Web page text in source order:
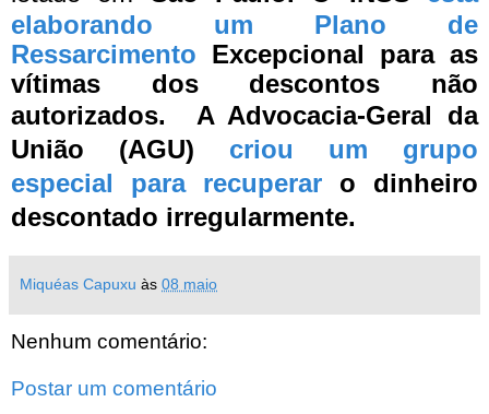
elaborando um Plano de
Ressarcimento Excepcional para as
vítimas dos descontos não
autorizados. A Advocacia-Geral da
União (AGU) criou um grupo
especial para recuperar o dinheiro
descontado irregularmente.
Miquéas Capuxu às 08 maio
Nenhum comentário:
Postar um comentário